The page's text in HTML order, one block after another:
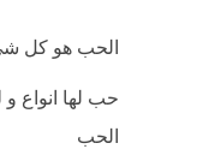
الحب هو كل
حب لها انواع
الحب